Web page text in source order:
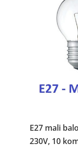
E27 mali
230V, 10